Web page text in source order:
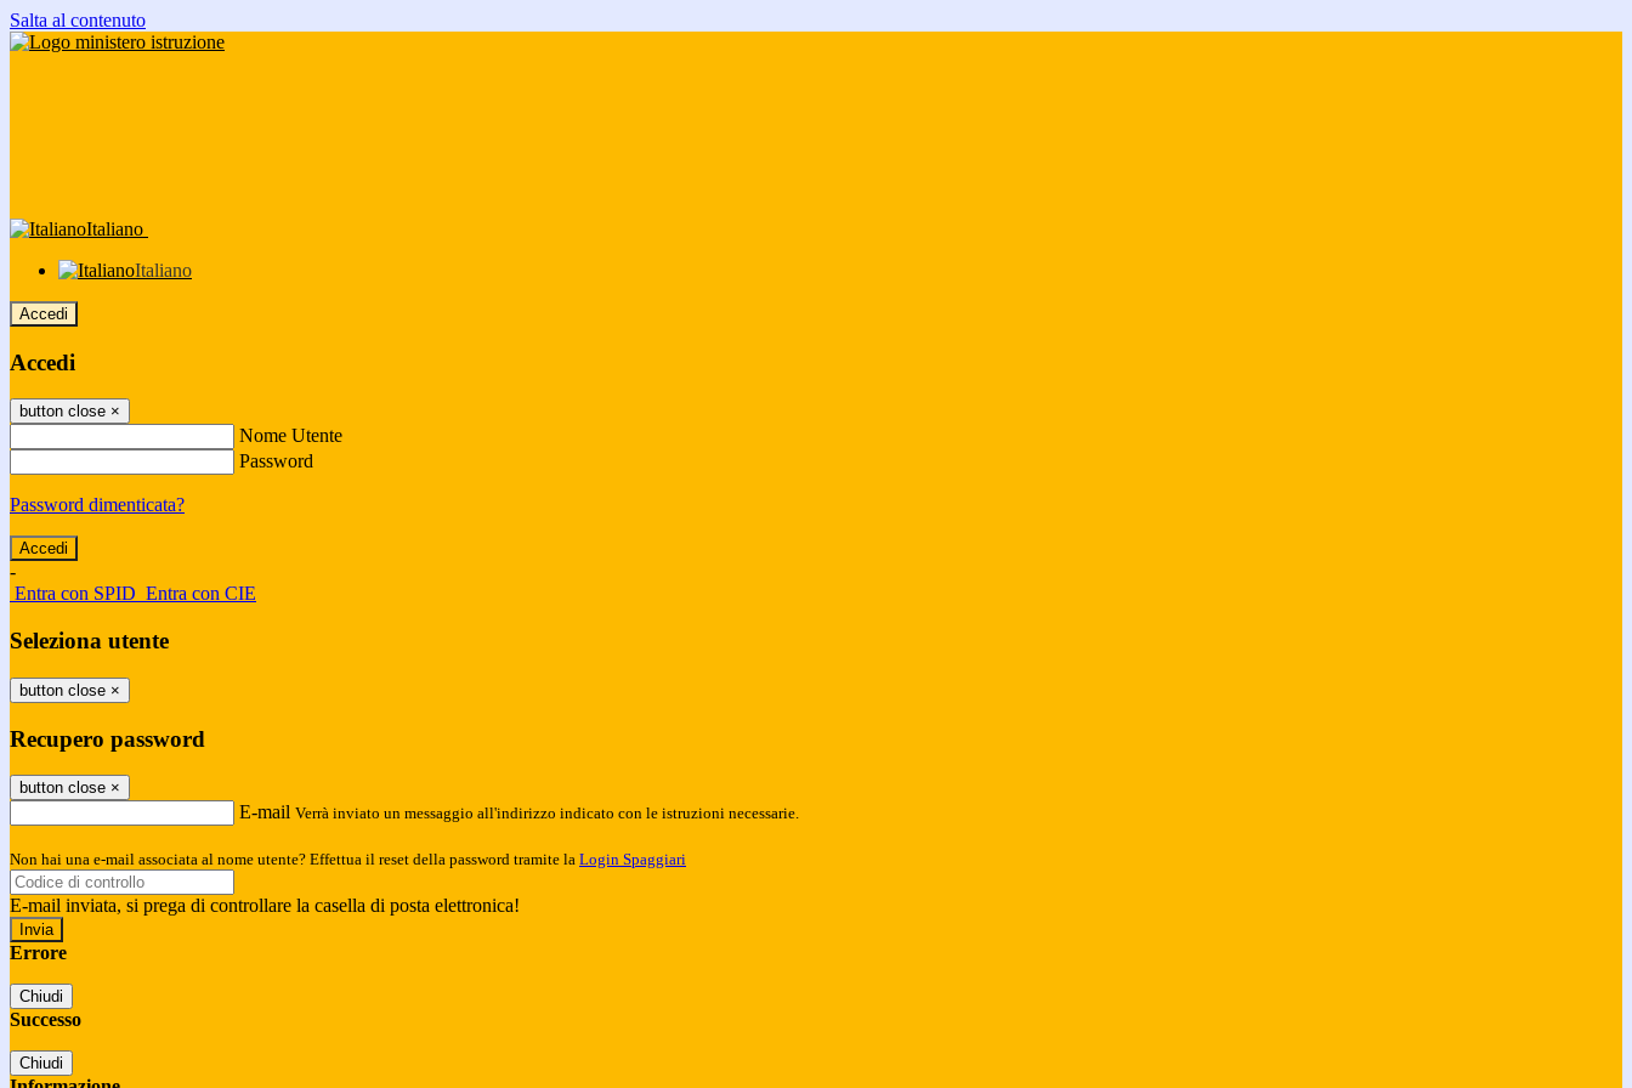
Salta al contenuto
Italiano
Italiano
Accedi
Accedi
button close ×
Nome Utente
Password
Password dimenticata?
-
Entra con SPID Entra con CIE
Seleziona utente
button close ×
Recupero password
button close ×
E-mail Verrà inviato un messaggio all'indirizzo indicato con le istruzioni necessarie.
Non hai una e-mail associata al nome utente? Effettua il reset della password tramite la Login Spaggiari
E-mail inviata, si prega di controllare la casella di posta elettronica!
Errore
Chiudi
Successo
Chiudi